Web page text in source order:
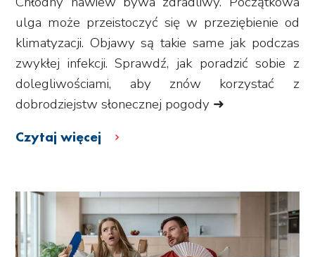
ulga może przeistoczyć się w przeziębienie od
klimatyzacji. Objawy są takie same jak podczas
zwykłej infekcji. Sprawdź, jak poradzić sobie z
dolegliwościami, aby znów korzystać z
dobrodziejstw słonecznej pogody ➜
Czytaj więcej